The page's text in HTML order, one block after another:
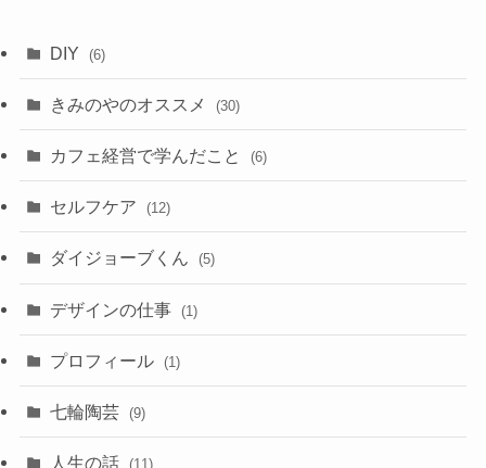
DIY (6)
きみのやのオススメ (30)
カフェ経営で学んだこと (6)
セルフケア (12)
ダイジョーブくん (5)
デザインの仕事 (1)
プロフィール (1)
七輪陶芸 (9)
人生の話 (11)